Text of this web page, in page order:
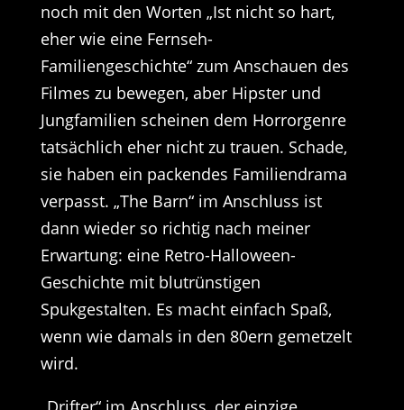
noch mit den Worten „Ist nicht so hart,
eher wie eine Fernseh-
Familiengeschichte“ zum Anschauen des
Filmes zu bewegen, aber Hipster und
Jungfamilien scheinen dem Horrorgenre
tatsächlich eher nicht zu trauen. Schade,
sie haben ein packendes Familiendrama
verpasst. „The Barn“ im Anschluss ist
dann wieder so richtig nach meiner
Erwartung: eine Retro-Halloween-
Geschichte mit blutrünstigen
Spukgestalten. Es macht einfach Spaß,
wenn wie damals in den 80ern gemetzelt
wird.